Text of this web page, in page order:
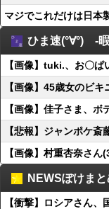
マジでこれだけは日本
ひま速(°∀°) -
【画像】tuki.、お〇ぱ
【画像】45歳女のビ
【画像】佳子さま、
【悲報】ジャンポケ斎
【画像】村重杏奈さ
NEWSぽけま
【衝撃】ロシアさん